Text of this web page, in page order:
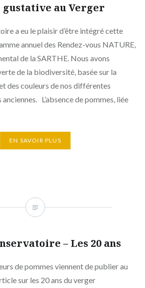
gustative au Verger
a eu le plaisir d’être intégré cette
annuel des Rendez-vous NATURE,
de la SARTHE. Nous avons
de la biodiversité, basée sur la
des couleurs de nos différentes
L’absence de pommes, liée
EN SAVOIR PLUS
– Les 20 ans
de pommes viennent de publier au
sur les 20 ans du verger